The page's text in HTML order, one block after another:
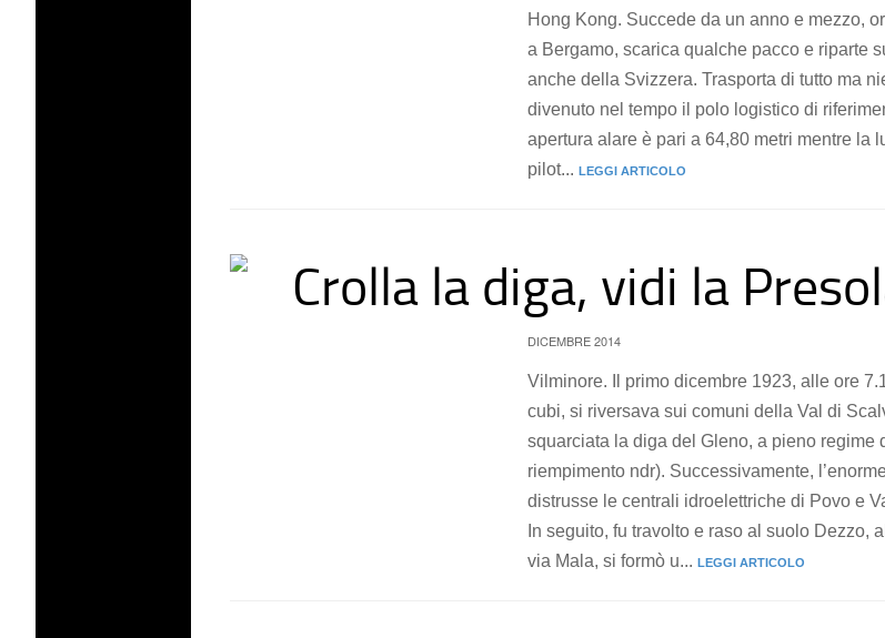
Hong Kong. Succede da un anno e mezzo,
a Bergamo, scarica qualche pacco e riparte
anche della Svizzera. Trasporta di tutto ma
divenuto nel tempo il polo logistico di
apertura alare è pari a 64,80 metri mentre la
pilot... LEGGI ARTICOLO
Crolla la diga, vidi la
DICEMBRE 2014
Vilminore. Il primo dicembre 1923, alle ore
cubi, si riversava sui comuni della Val di
squarciata la diga del Gleno, a pieno regime
riempimento ndr). Successivamente,
distrusse le centrali idroelettriche di Povo e
In seguito, fu travolto e raso al suolo Dezzo,
via Mala, si formò u... LEGGI ARTICOLO